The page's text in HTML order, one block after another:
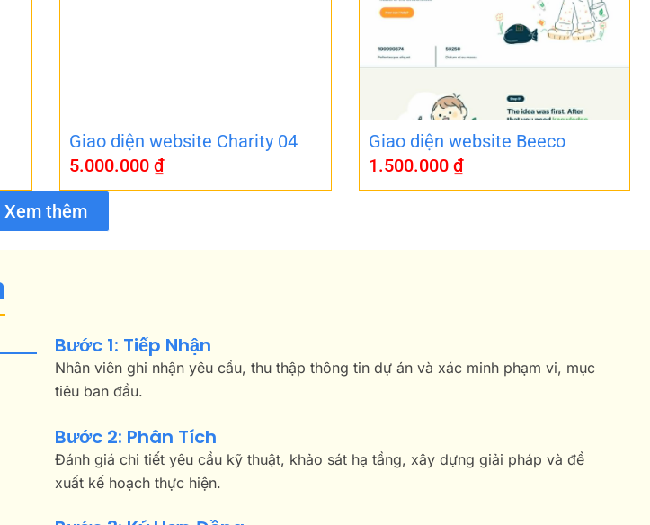
Giao diện website Charity 04
5.000.000 ₫
Giao diện website Beeco
1.500.000 ₫
Xem thêm
Bước 1: Tiếp Nhận
Nhân viên ghi nhận yêu cầu, thu thập thông tin dự án và xác minh phạm vi, mục
tiêu ban đầu.
Bước 2: Phân Tích
Đánh giá chi tiết yêu cầu kỹ thuật, khảo sát hạ tầng, xây dựng giải pháp và đề
xuất kế hoạch thực hiện.